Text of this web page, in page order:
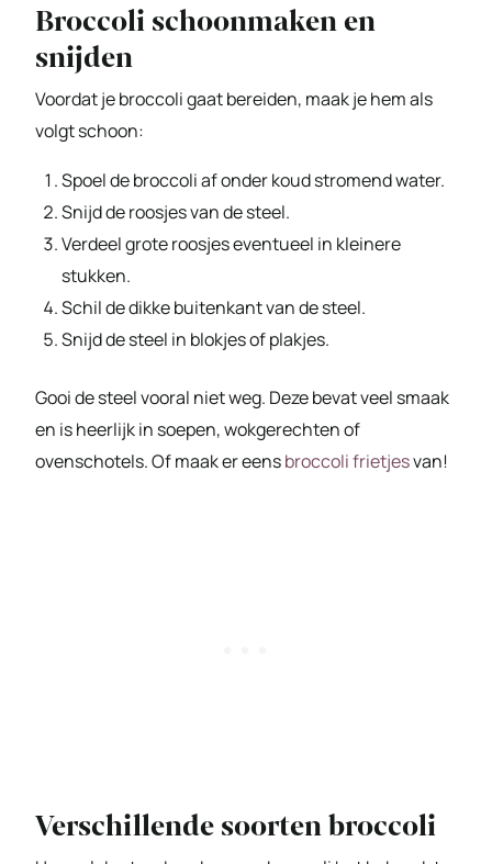
Broccoli schoonmaken en
snijden
Voordat je broccoli gaat bereiden, maak je hem als
volgt schoon:
Spoel de broccoli af onder koud stromend water.
Snijd de roosjes van de steel.
Verdeel grote roosjes eventueel in kleinere
stukken.
Schil de dikke buitenkant van de steel.
Snijd de steel in blokjes of plakjes.
Gooi de steel vooral niet weg. Deze bevat veel smaak
en is heerlijk in soepen, wokgerechten of
ovenschotels. Of maak er eensbroccoli frietjesvan!
Verschillende soorten broccoli